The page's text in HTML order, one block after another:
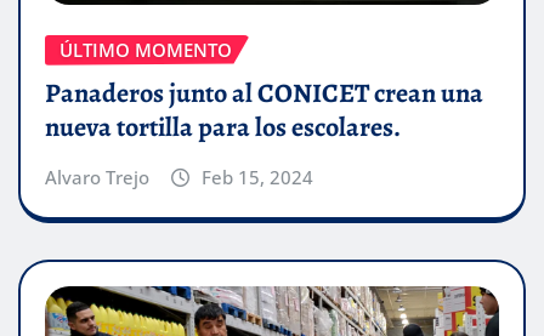
ÚLTIMO MOMENTO
Panaderos junto al CONICET crean una
nueva tortilla para los escolares.
Alvaro Trejo Feb 15, 2024